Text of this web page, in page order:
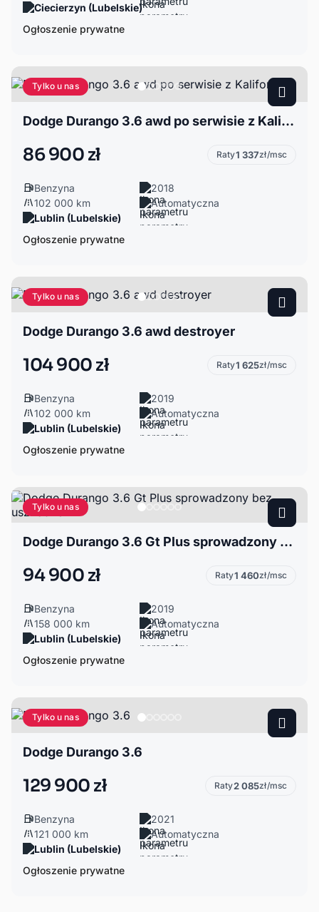
Ciecierzyn (Lubelskie)
Ogłoszenie prywatne
Tylko u nas
Dodge Durango 3.6 awd po serwisie z Kalifornii
86 900 zł Raty1 337zł/msc
Benzyna
2018
102 000 km
Automatyczna
Lublin (Lubelskie)
Ogłoszenie prywatne
Tylko u nas
Dodge Durango 3.6 awd destroyer
104 900 zł Raty1 625zł/msc
Benzyna
2019
102 000 km
Automatyczna
Lublin (Lubelskie)
Ogłoszenie prywatne
Tylko u nas
Dodge Durango 3.6 Gt Plus sprowadzony bez uszkodzen
94 900 zł Raty1 460zł/msc
Benzyna
2019
158 000 km
Automatyczna
Lublin (Lubelskie)
Ogłoszenie prywatne
Tylko u nas
Dodge Durango 3.6
129 900 zł Raty2 085zł/msc
Benzyna
2021
121 000 km
Automatyczna
Lublin (Lubelskie)
Ogłoszenie prywatne